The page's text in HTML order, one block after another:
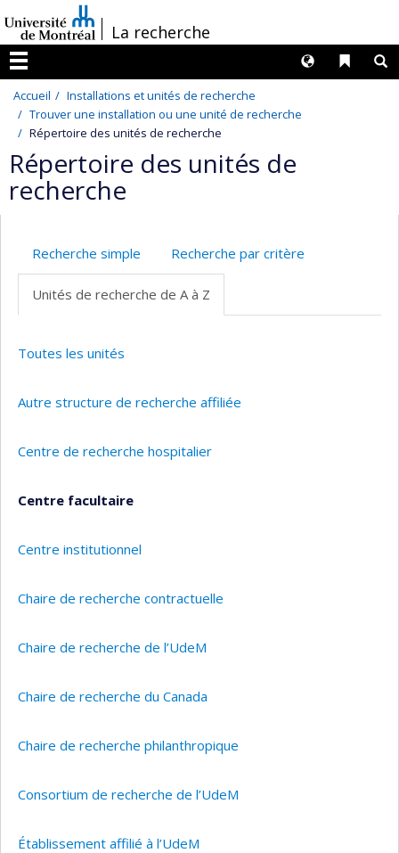
au
contenu
/La recherche
Menu
Liens
Langues
Accueil
Installations et unités de recherche
Trouver une installation ou une unité de recherche
Répertoire des unités de recherche
Répertoire des unités de
recherche
Recherche simple Recherche par critère
Unités de recherche de A à Z
Toutes les unités
Autre structure de recherche affiliée
Centre de recherche hospitalier
Centre facultaire
Centre institutionnel
Chaire de recherche contractuelle
Chaire de recherche de l’UdeM
Chaire de recherche du Canada
Chaire de recherche philanthropique
Consortium de recherche de l’UdeM
Établissement affilié à l’UdeM